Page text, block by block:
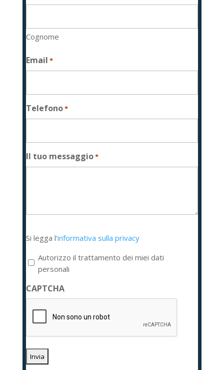
Cognome
Email *
Telefono*
Il tuo messaggio*
legga
l'informativa
sulla
privacy
*
Si legga l'informativa sulla privacy
Autorizzo il trattamento dei miei dati
personali
CAPTCHA